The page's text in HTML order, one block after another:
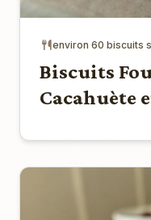
environ 60 biscuits
Biscuits
Cacahuète